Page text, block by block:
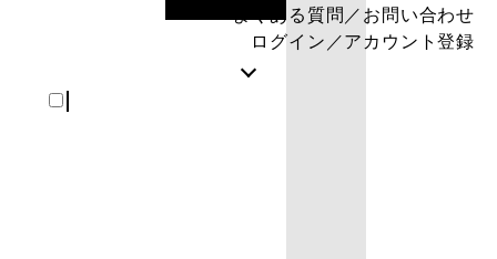
?
よくある質問／お問い合わせ
ログイン／アカウント登録